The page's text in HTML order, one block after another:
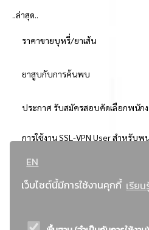
EN
เว็บไซต์นี้มีการใช้งานคุกกี้ เรีย
..ล่าสุด..
ราคาขายบุหรี่/ยาเส้น
ยาสูบกับการค้นพบ
ประกาศ รับสมัครสอบคัดเลือกพนัก
การใช้งาน SSL-VPN User สำหรับพ
..ยอดนิยม..